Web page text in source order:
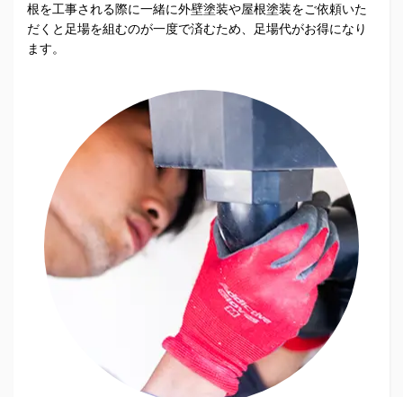
根を工事される際に一緒に外壁塗装や屋根塗装をご依頼いた
だくと足場を組むのが一度で済むため、足場代がお得になり
ます。